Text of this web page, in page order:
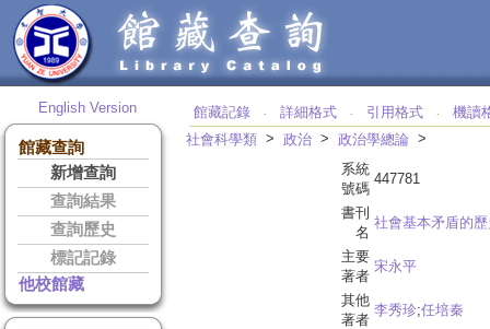
English Version
館藏查詢
新增查詢
查詢結果
查詢歷史
標記記錄
他校館藏
館藏記錄 ‧ 詳細格式 ‧ 引用格式 ‧
機讀
社會科學類 > 政治 > 政治學總論 >
系統
號碼
447781
書刊
名
社會基本矛盾的
主要
著者
宋永平
其他
著者
李秀珍;任培秦